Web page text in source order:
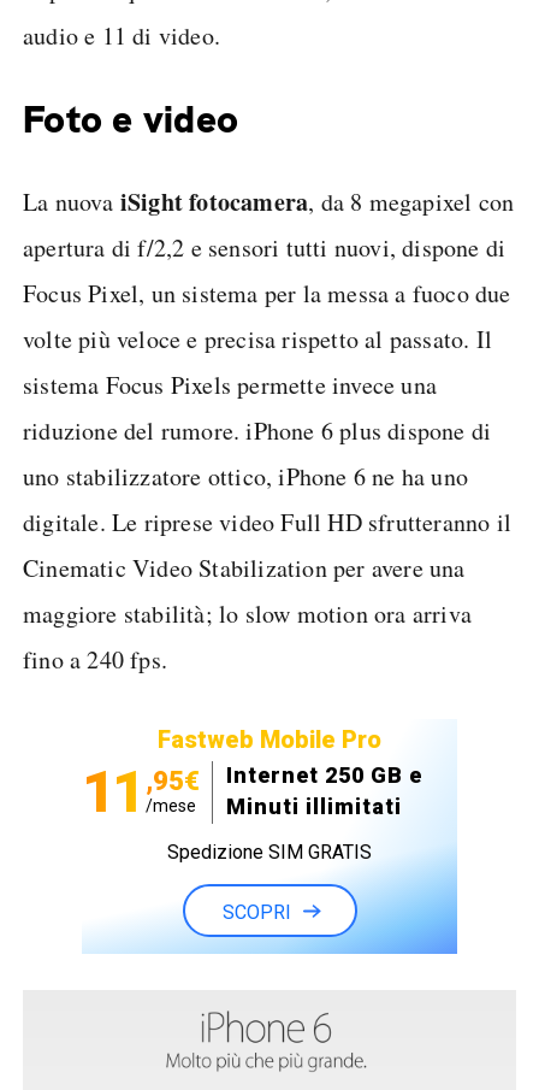
audio e 11 di video.
Foto e video
La nuova iSight fotocamera, da 8 megapixel con
apertura di f/2,2 e sensori tutti nuovi, dispone di
Focus Pixel, un sistema per la messa a fuoco due
volte più veloce e precisa rispetto al passato. Il
sistema Focus Pixels permette invece una
riduzione del rumore. iPhone 6 plus dispone di
uno stabilizzatore ottico, iPhone 6 ne ha uno
digitale. Le riprese video Full HD sfrutteranno il
Cinematic Video Stabilization per avere una
maggiore stabilità; lo slow motion ora arriva
fino a 240 fps.
Fastweb Mobile Pro
11 ,95€
/mese
Internet 250 GB e
Minuti illimitati
Spedizione SIM GRATIS
SCOPRI